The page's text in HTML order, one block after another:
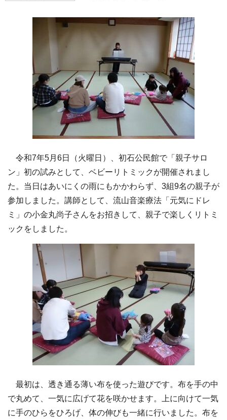
令和7年5月6日（火曜日）、初石公民館で「親子サロ
ン」初の試みとして、ベビーリトミックが開催されまし
た。当日はあいにくの雨にもかかわらず、3組9名の親子が
参加しました。講師として、流山音楽療法「元気にドレ
ミ」の小金丸尚子さんをお招きして、親子で楽しくリトミ
ックをしました。
最初は、透き通る薄い布を使った遊びです。布を手の中
で丸めて、一気に広げて花を咲かせます。上に向けて一気
に手のひらをひろげ、体の伸びも一緒に行いました。布を